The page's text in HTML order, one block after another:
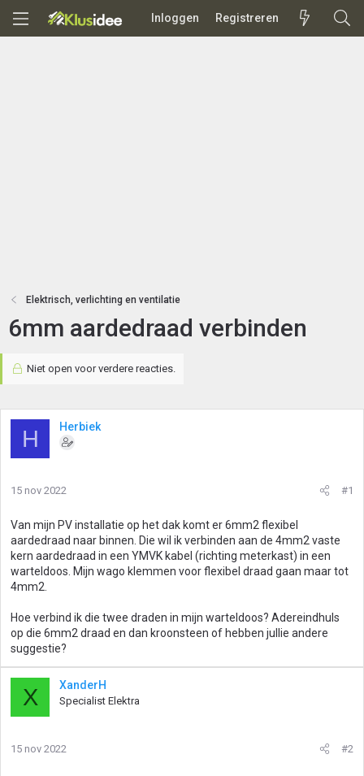
Inloggen Registreren
Elektrisch, verlichting en ventilatie
6mm aardedraad verbinden
Niet open voor verdere reacties.
H Herbiek
15 nov 2022 #1
Van mijn PV installatie op het dak komt er 6mm2 flexibel
aardedraad naar binnen. Die wil ik verbinden aan de 4mm2 vaste
kern aardedraad in een YMVK kabel (richting meterkast) in een
warteldoos. Mijn wago klemmen voor flexibel draad gaan maar tot
4mm2.
Hoe verbind ik die twee draden in mijn warteldoos? Adereindhuls
op die 6mm2 draad en dan kroonsteen of hebben jullie andere
suggestie?
X XanderH
Specialist Elektra
15 nov 2022 #2